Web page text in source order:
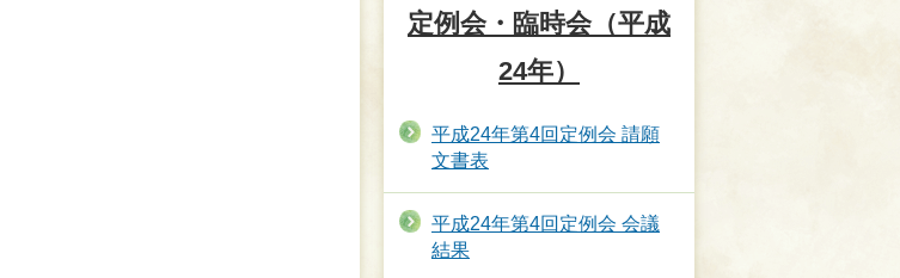
定例会・臨時会（平成
24年）
平成24年第4回定例会 請願
文書表
平成24年第4回定例会 会議
結果